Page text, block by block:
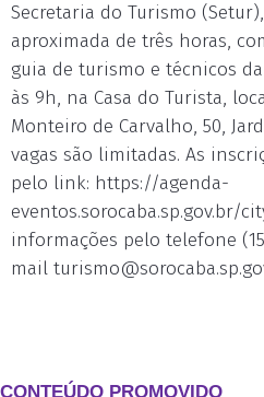
Secretaria do Turismo
aproximada de três horas,
guia de turismo e técnicos
às 9h, na Casa do Turista,
Monteiro de Carvalho, 50,
vagas são limitadas. As
pelo link: https://agenda-
eventos.sorocaba.sp.gov.br/
informações pelo telefone
mail